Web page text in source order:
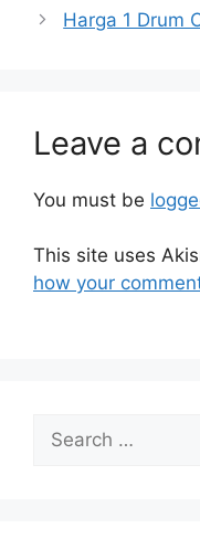
Harga 1 Drum
Leave a
You must be
This site uses
how your